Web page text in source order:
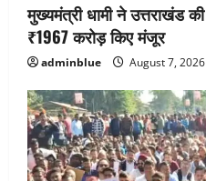
मुख्यमंत्री धामी ने उत्तराखंड
₹1967 करोड़ किए मंजूर
adminblue August 7, 2026